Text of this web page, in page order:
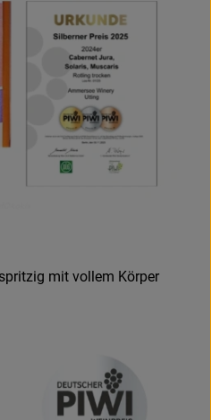
mit vollem Körper